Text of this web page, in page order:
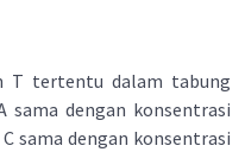
T tertentu dalam tabung
sama dengan konsentrasi
sama dengan konsentrasi